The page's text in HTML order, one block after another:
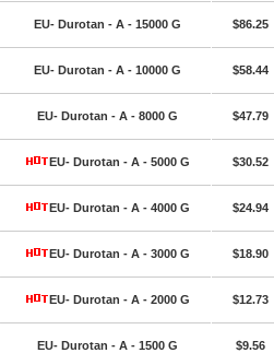
EU- Durotan - A - 15000 G $86.25
EU- Durotan - A - 10000 G $58.44
EU- Durotan - A - 8000 G $47.79
EU- Durotan - A - 5000 G $30.52
EU- Durotan - A - 4000 G $24.94
EU- Durotan - A - 3000 G $18.90
EU- Durotan - A - 2000 G $12.73
EU- Durotan - A - 1500 G $9.56